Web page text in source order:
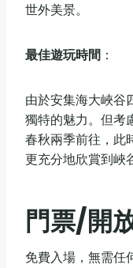
世外美景。
最佳遊玩時間 ‌：
由於安集海大峽谷
獨特的魅力。但考
春秋兩季前往，此
更充分地欣賞到峽
門票/開
免費入場，無需任